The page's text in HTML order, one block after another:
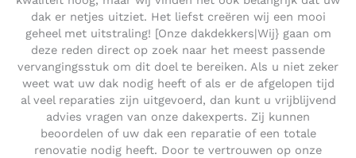
dak er netjes uitziet. Het liefst creëren wij een mooi
geheel met uitstraling! [Onze dakdekkers|Wij} gaan om
deze reden direct op zoek naar het meest passende
vervangingsstuk om dit doel te bereiken. Als u niet zeker
weet wat uw dak nodig heeft of als er de afgelopen tijd
al veel reparaties zijn uitgevoerd, dan kunt u vrijblijvend
advies vragen van onze dakexperts. Zij kunnen
beoordelen of uw dak een reparatie of een totale
renovatie nodig heeft. Door te vertrouwen op onze